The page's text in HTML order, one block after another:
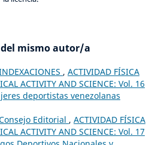
mismo autor/a
, ACTIVIDAD FÍSICA
ACTIVITY AND SCIENCE: Vol. 16
deportistas venezolanas
Editorial , ACTIVIDAD FÍSICA
ACTIVITY AND SCIENCE: Vol. 17